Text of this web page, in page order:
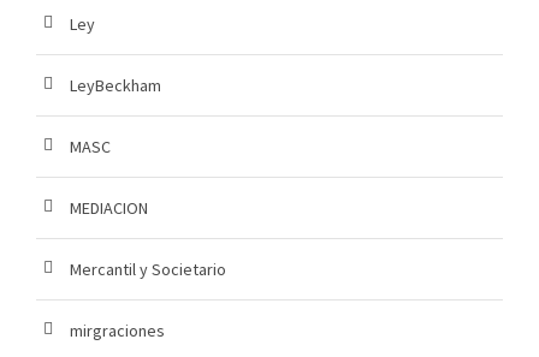
Ley
LeyBeckham
MASC
MEDIACION
Mercantil y Societario
mirgraciones